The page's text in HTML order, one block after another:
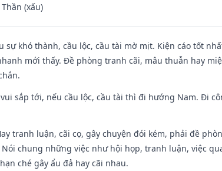
(xấu)
sự khó thành, cầu lộc, cầu tài mờ mịt. Kiện cáo tốt
mới thấy. Đề phòng tranh cãi, mâu thuẫn hay
sắp tới, nếu cầu lộc, cầu tài thì đi hướng Nam. Đi
tranh luận, cãi cọ, gây chuyện đói kém, phải đề
chung những việc như hội họp, tranh luận, việc
ché gây ẩu đả hay cãi nhau.